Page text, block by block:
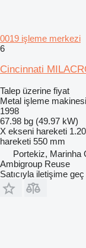
0019 işleme merkezi
6
Cincinnati
Talep üzerine fiyat
Metal işleme
1998
67.98 bg (49.97 kW)
X ekseni hareketi
hareketi 550 mm
Portekiz, Marinha
Ambigroup Reuse
Satıcıyla iletişime geç